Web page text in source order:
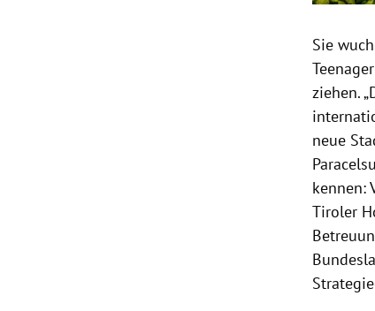
Sie
ziehen.
neue
kennen:
Tiroler